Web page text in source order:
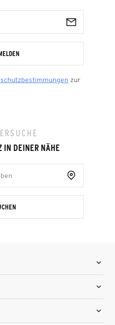
zur
IN DEINER NÄHE